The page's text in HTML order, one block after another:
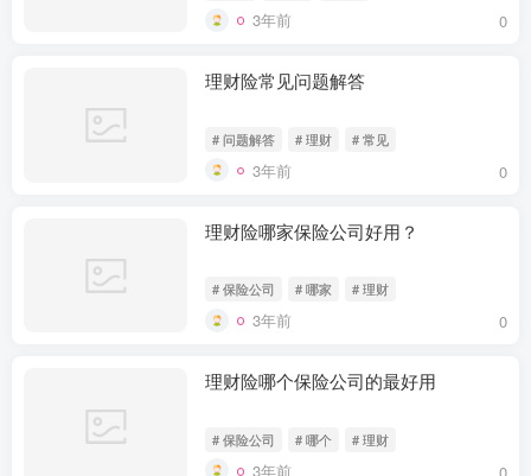
3年前 0
理财险常见问题解答
# 问题解答 # 理财 # 常见
3年前 0
理财险哪家保险公司好用？
# 保险公司 # 哪家 # 理财
3年前 0
理财险哪个保险公司的最好用
# 保险公司 # 哪个 # 理财
3年前